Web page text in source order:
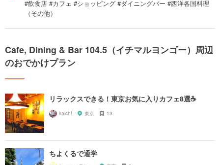
#飲食店 #カフェ #ショッピング #ダイニングバー #西洋各国料理
（その他）
Cafe, Dining & Bar 104.5（イチマルヨンゴー）周辺
のおでかけプラン
リラックスできる！東京お気に入りカフェ8選☕️
kaich! 東京 13
ちよくるで通学